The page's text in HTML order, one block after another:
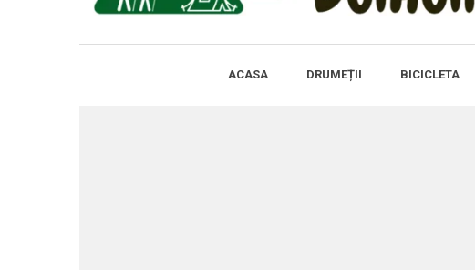
ACASA DRUMEȚII BICICLETA